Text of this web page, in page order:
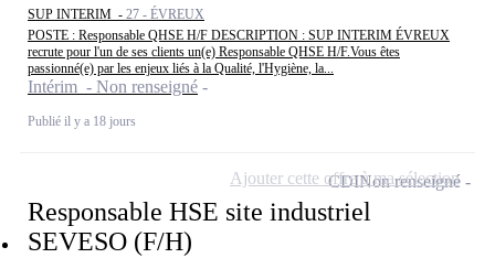
SUP INTERIM - 27 - ÉVREUX
POSTE : Responsable QHSE H/F DESCRIPTION : SUP INTERIM ÉVREUX
recrute pour l'un de ses clients un(e) Responsable QHSE H/F.Vous êtes
passionné(e) par les enjeux liés à la Qualité, l'Hygiène, la...
Intérim - Non renseigné
Publié il y a 18 jours
Responsable HSE site industriel
SEVESO (F/H)
CDINon renseigné
Ajouter cette offre à ma sélection